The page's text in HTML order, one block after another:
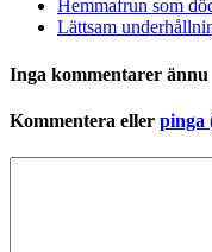
Hemmafrun som
Lättsam
Inga kommentarer ännu
Kommentera eller pinga